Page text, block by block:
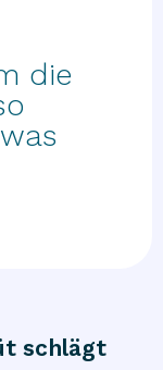
die
schlägt